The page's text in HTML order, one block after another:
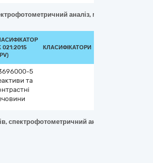
аналіз, матеріал —
021:2015
КЛАСИФІКАТОРИ
5
та
спектрофотометричний аналіз,